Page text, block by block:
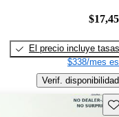
El precio incluye tasas
$338/mes
Verif. disponibilidad